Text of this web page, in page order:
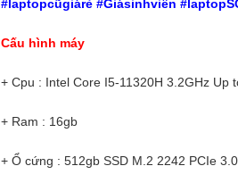
#laptopcũgiárẻ #Giásinhviên
Cấu hình máy
+ Cpu : Intel Core I5-11320H 3.2GHz Up
+ Ram : 16gb
+ Ổ cứng : 512gb SSD M.2 2242 PCIe